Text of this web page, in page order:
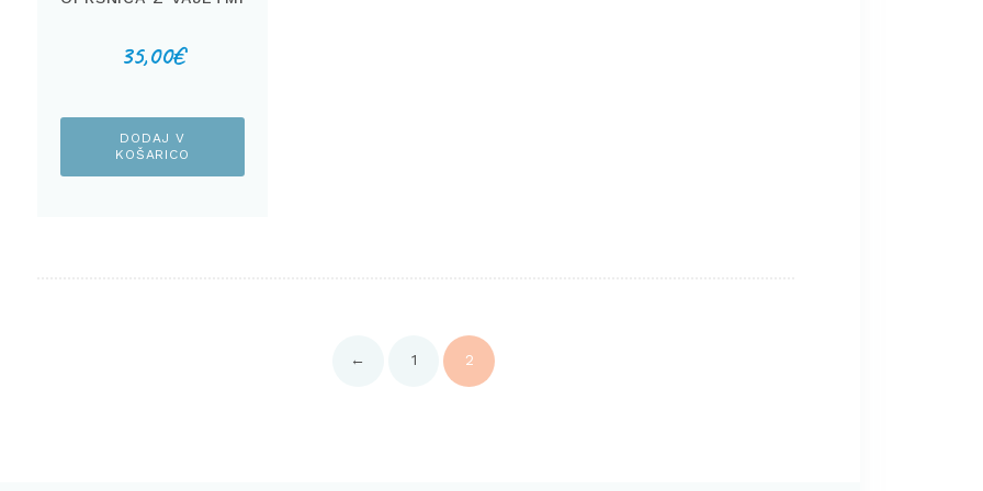
35,00€
DODAJ V
KOŠARICO
← 1 2